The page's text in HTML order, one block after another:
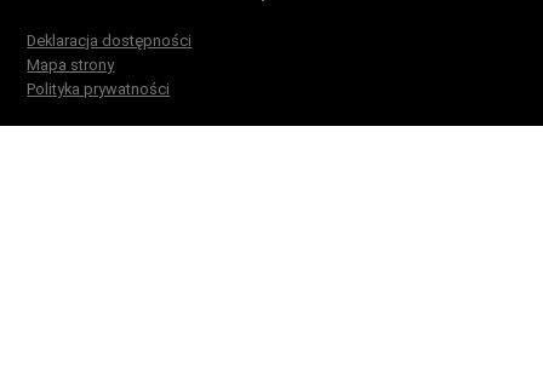
Deklaracja dostępności
Mapa strony
Polityka prywatności